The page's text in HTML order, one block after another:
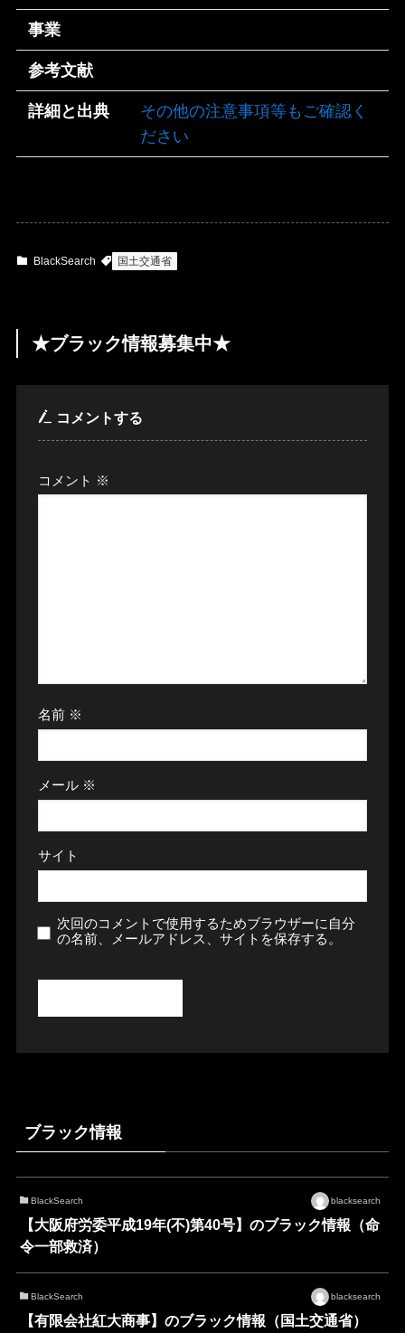
事業
参考文献
詳細と出典
その他の注意事項等もご確認く
ださい
BlackSearch 国土交通省
★ブラック情報募集中★
コメントする
コメント ※
名前 ※
メール ※
サイト
次回のコメントで使用するためブラウザーに自分
の名前、メールアドレス、サイトを保存する。
ブラック情報
BlackSearch blacksearch
【大阪府労委平成19年(不)第40号】のブラック情報（命
令一部救済）
BlackSearch blacksearch
【有限会社紅大商事】のブラック情報（国土交通省）